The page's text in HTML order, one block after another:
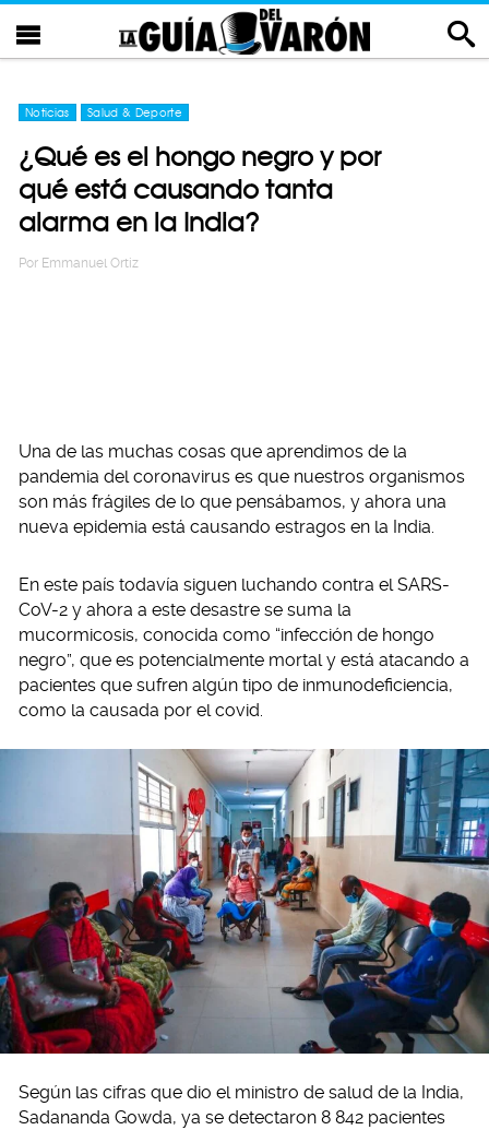
Noticias Salud & Deporte
¿Qué es el hongo negro y por
qué está causando tanta
alarma en la India?
Por Emmanuel Ortiz
Una de las muchas cosas que aprendimos de la
pandemia del coronavirus es que nuestros organismos
son más frágiles de lo que pensábamos, y ahora una
nueva epidemia está causando estragos en la India.
En este país todavía siguen luchando contra el SARS-
CoV-2 y ahora a este desastre se suma la
mucormicosis, conocida como “infección de hongo
negro”, que es potencialmente mortal y está atacando a
pacientes que sufren algún tipo de inmunodeficiencia,
como la causada por el covid.
Según las cifras que dio el ministro de salud de la India,
Sadananda Gowda, ya se detectaron 8 842 pacientes